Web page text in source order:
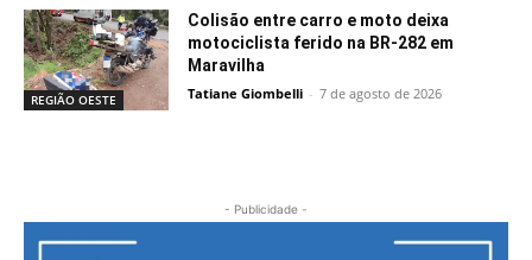
REGIÃO OESTE
Colisão entre carro e moto deixa
motociclista ferido na BR-282 em
Maravilha
Tatiane Giombelli - 7 de agosto de 2026
- Publicidade -